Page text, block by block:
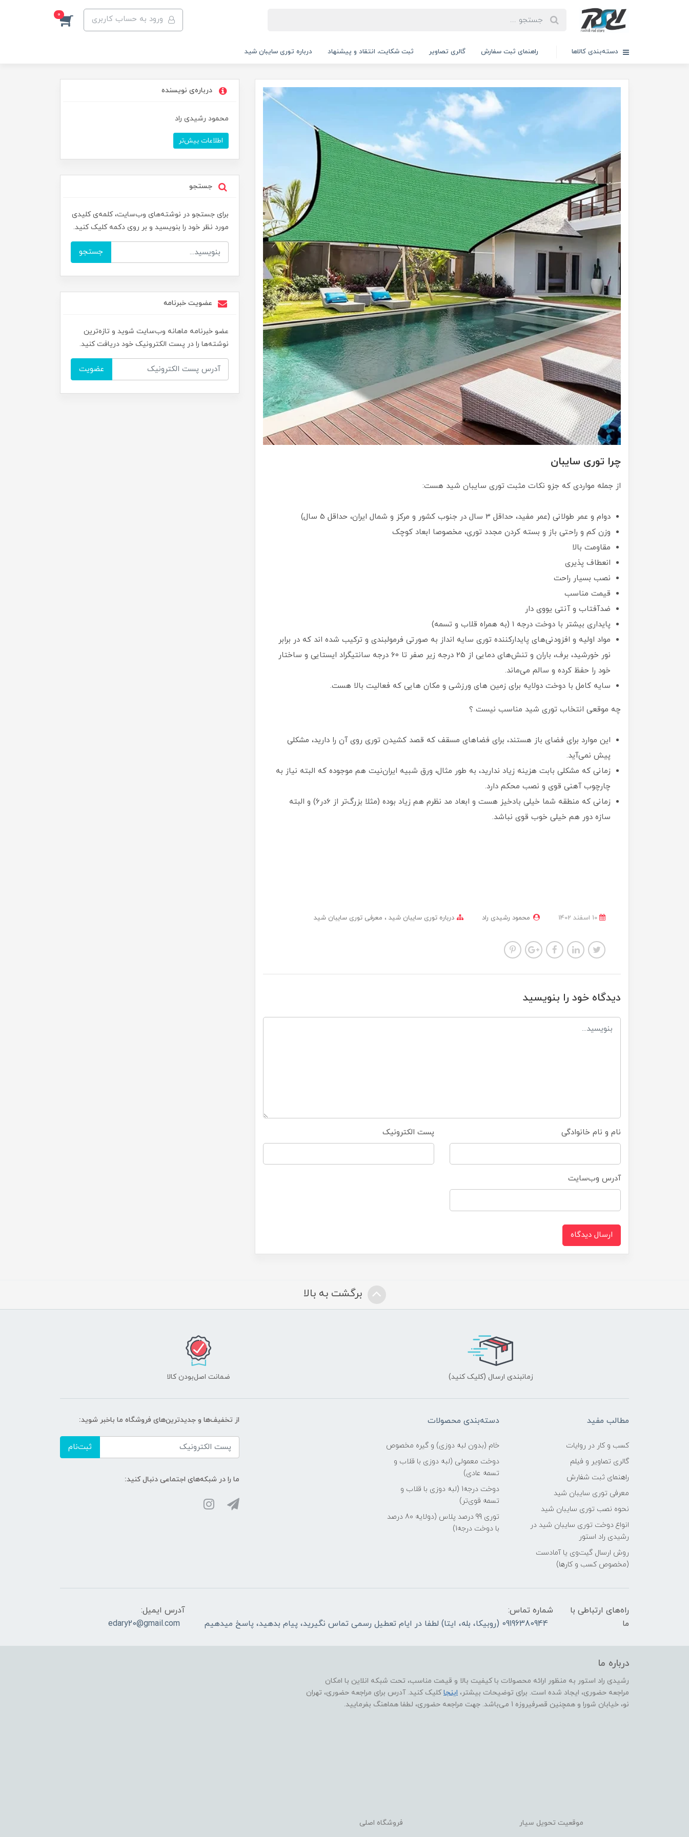
ورود به حساب کاربری 0
دسته‌بندی کالاها راهنمای ثبت سفارش گالری تصاویر ثبت شکایت، انتقاد و پیشنهاد درباره توری سایبان شید
چرا توری سایبان
از جمله مواردی که جزو نکات مثبت توری سایبان شید هست:
دوام و عمر طولانی (عمر مفید، حداقل 3 سال در جنوب کشور و مرکز و شمال ایران، حداقل 5 سال)
وزن کم و راحتی باز و بسته کردن مجدد توری، مخصوصا ابعاد کوچک
مقاومت بالا
انعطاف پذیری
نصب بسیار راحت
قیمت مناسب
ضدآفتاب و آنتی یووی دار
پایداری بیشتر با دوخت درجه 1 (به همراه قلاب و تسمه)
مواد اولیه و افزودنی‌های پایدارکننده توری سایه انداز به صورتی فرمولبندی و ترکیب شده ‌اند که در برابر
نور خورشید، برف، باران و تنش‌های دمایی از 25 درجه زیر صفر تا 60 درجه سانتیگراد ایستایی و ساختار
خود را حفظ کرده و سالم می‌ماند.
سایه کامل با دوخت دولایه برای زمین های ورزشی و مکان هایی که فعالیت بالا هست.
چه موقعی انتخاب توری شید مناسب نیست ؟
این موارد برای فضای باز هستند، برای فضاهای مسقف که قصد کشیدن توری روی آن را دارید، مشکلی
پیش نمی‌آید.
زمانی که مشکلی بابت هزینه زیاد ندارید، به طور مثال، ورق شبیه ایران‌نیت هم موجوده که البته نیاز به
چارچوب آهنی قوی و نصب محکم دارد.
زمانی که منطقه شما خیلی بادخیز هست و ابعاد مد نظرم هم زیاد بوده (مثلا بزرگ‌تر از 6در6) و البته
سازه دور هم خیلی خوب قوی نباشد.
محمود رشیدی راد درباره توری سایبان شید معرفی توری سایبان شید
دیدگاه خود را بنویسید
نام و نام خانوادگی پست الکترونیک
آدرس وب‌سایت
ارسال دیدگاه
درباره‌ی نویسنده
محمود رشیدی راد
اطلاعات بیش‌تر
جستجو
برای جستجو در نوشته‌های وب‌سایت، کلمه‌ی کلیدی
مورد نظر خود را بنویسید و بر روی دکمه کلیک کنید.
جستجو
عضویت خبرنامه
عضو خبرنامه ماهانه وب‌سایت شوید و تازه‌ترین
نوشته‌ها را در پست الکترونیک خود دریافت کنید.
عضویت
برگشت به بالا
زمانبندی ارسال (کلیک کنید) ضمانت اصل‌بودن کالا
مطالب مفید
کسب و کار در روایات
گالری تصاویر و فیلم
راهنمای ثبت شفارش
معرفی توری سایبان شید
نحوه نصب توری سایبان شید
انواع دوخت توری سایبان شید در
رشیدی راد استور
روش ارسال گیت‌وی یا آمادست
(مخصوص کسب و کارها)
دسته‌بندی محصولات
خام (بدون لبه دوزی) و گیره مخصوص
دوخت معمولی (لبه دوزی با قلاب و
تسمه عادی)
دوخت درجه1 (لبه دوزی با قلاب و
تسمه قوی‌تر)
توری 99 درصد پلاس (دولایه 80 درصد
با دوخت درجه1)
از تخفیف‌ها و جدیدترین‌های فروشگاه ما باخبر شوید:
ثبت‌نام
ما را در شبکه‌های اجتماعی دنبال کنید:
راه‌های ارتباطی با
ما
شماره تماس:
09196380944 (روبیکا، بله، ایتا) لطفا در ایام تعطیل رسمی تماس نگیرید، پیام بدهید، پاسخ میدهیم
آدرس ایمیل:
edary20@gmail.com
درباره ما
رشیدی راد استور به منظور ارائه محصولات با کیفیت بالا و قیمت مناسب، تحت شبکه انلاین با امکان
مراجعه حضوری، ایجاد شده است. برای توضیحات بیشتر، اینجاکلیک کنید. آدرس برای مراجعه حضوری، تهران
نو، خیابان شورا و همچنین قصرفیروزه 1 می‌باشد. جهت مراجعه حضوری، لطفا هماهنگ بفرمایید.
موقعیت تحویل سیار فروشگاه اصلی